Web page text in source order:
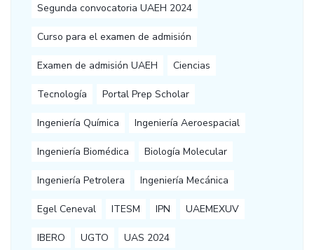
Segunda convocatoria UAEH 2024
Curso para el examen de admisión
Examen de admisión UAEH Ciencias
Tecnología Portal Prep Scholar
Ingeniería Química Ingeniería Aeroespacial
Ingeniería Biomédica Biología Molecular
Ingeniería Petrolera Ingeniería Mecánica
Egel Ceneval ITESM IPN UAEMEXUV
IBERO UGTO UAS 2024